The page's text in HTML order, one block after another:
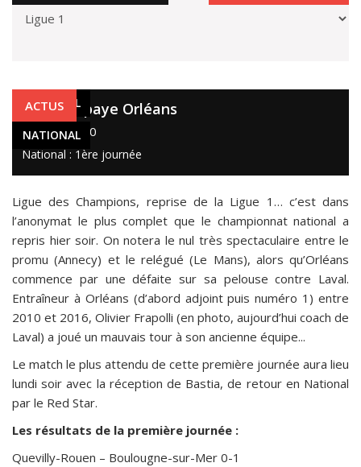
NATIONAL
ACTUS
NATIONAL
Laval se paye Orléans
22 août 2020
National : 1ère journée
Ligue des Champions, reprise de la Ligue 1… c’est dans
l’anonymat le plus complet que le championnat national a
repris hier soir. On notera le nul très spectaculaire entre le
promu (Annecy) et le relégué (Le Mans), alors qu’Orléans
commence par une défaite sur sa pelouse contre Laval.
Entraîneur à Orléans (d’abord adjoint puis numéro 1) entre
2010 et 2016, Olivier Frapolli (en photo, aujourd’hui coach de
Laval) a joué un mauvais tour à son ancienne équipe...
Le match le plus attendu de cette première journée aura lieu
lundi soir avec la réception de Bastia, de retour en National
par le Red Star.
Les résultats de la première journée :
Quevilly-Rouen – Boulougne-sur-Mer 0-1